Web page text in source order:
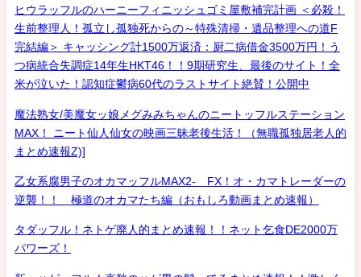
ヒウラッフルのハーニーフィニッシュゴミ屋敷補完計画 ＜必殺！
生前整理人！孤立し孤独死からの～特殊清掃・遺品整理への道F
完結編＞ キャッシング計1500万返済：厨二病借金3500万円！う
つ病統合失調症14年生HKT46！！9期研究生、最後のサイト！全
米が泣いた！認知症鬱病60代のラストサイト絶賛！公開中
魔法熟女/美魔女ッ娘メグみみちゃんのニートッフルステーション
MAX！ ニート仙人仙女の映画三昧老後生活！（無職孤独居老人的
まとめ速報Z)]
乙女系腐男子のオカマッフルMAX2- FX！オ・カマトレーダーの
逆襲！！ 極道のオカマたち編（おもしろ動画まとめ速報）
タダッフル！ネトゲ廃人的まとめ速報！！ネット乞食DE2000万
パワーズ！